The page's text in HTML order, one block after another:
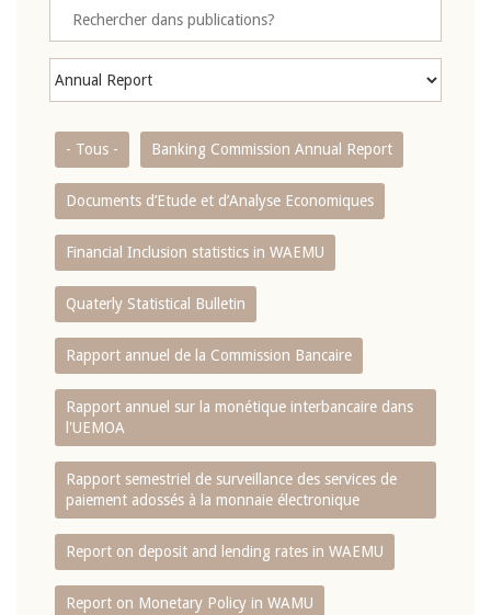
- Tous - Banking Commission Annual Report
Documents d’Etude et d’Analyse Economiques
Financial Inclusion statistics in WAEMU
Quaterly Statistical Bulletin
Rapport annuel de la Commission Bancaire
Rapport annuel sur la monétique interbancaire dans
l'UEMOA
Rapport semestriel de surveillance des services de
paiement adossés à la monnaie électronique
Report on deposit and lending rates in WAEMU
Report on Monetary Policy in WAMU